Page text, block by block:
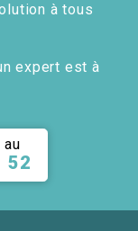
à tous
expert est à
52